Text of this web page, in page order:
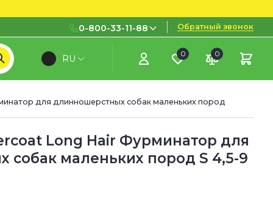
0-800-33-11-88
0-800-33-11-88
Бесплатно с городских и
(097) 133 11 88
(095) 133 11 88
(073) 133 11 88
Обратный звонок
RU 0 0
для длинношерстных собак маленьких пород
Long Hair Фурминатор для
собак маленьких пород S 4,5-9